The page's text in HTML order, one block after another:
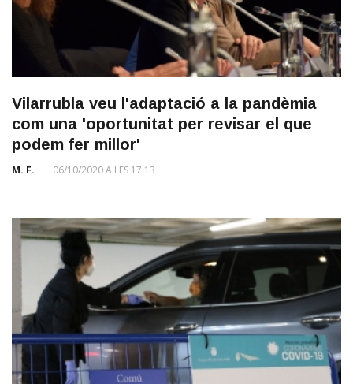
Vilarrubla veu l'adaptació a la pandèmia
com una 'oportunitat per revisar el que
podem fer millor'
M. F. 06/10/2020 A LES 17:13